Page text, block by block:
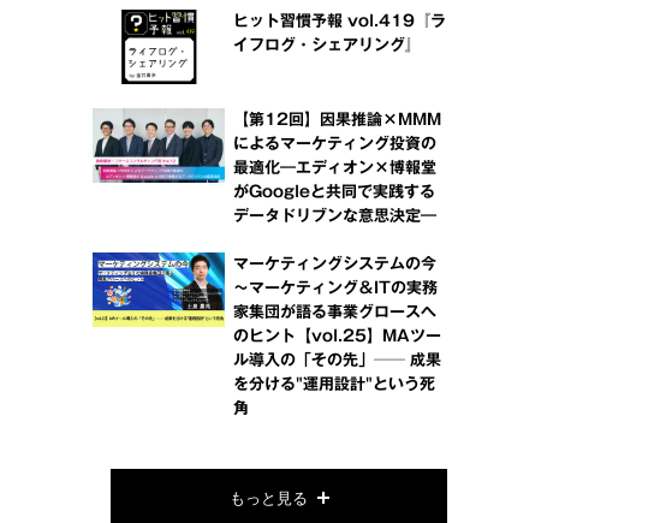
ヒット習慣予報 vol.419『ラ
イフログ・シェアリング』
【第12回】因果推論×MMM
によるマーケティング投資の
最適化―エディオン×博報堂
がGoogleと共同で実践する
データドリブンな意思決定―
マーケティングシステムの今
～マーケティング＆ITの実務
家集団が語る事業グロースへ
のヒント【vol.25】MAツー
ル導入の「その先」── 成果
を分ける"運用設計"という死
角
もっと見る